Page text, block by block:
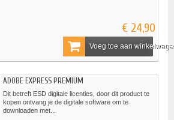
€ 24,90
Voeg toe aan
ADOBE EXPRESS PREMIUM
Dit betreft ESD digitale licenties, door dit product te
kopen ontvang je de digitale software om te
downloaden met...